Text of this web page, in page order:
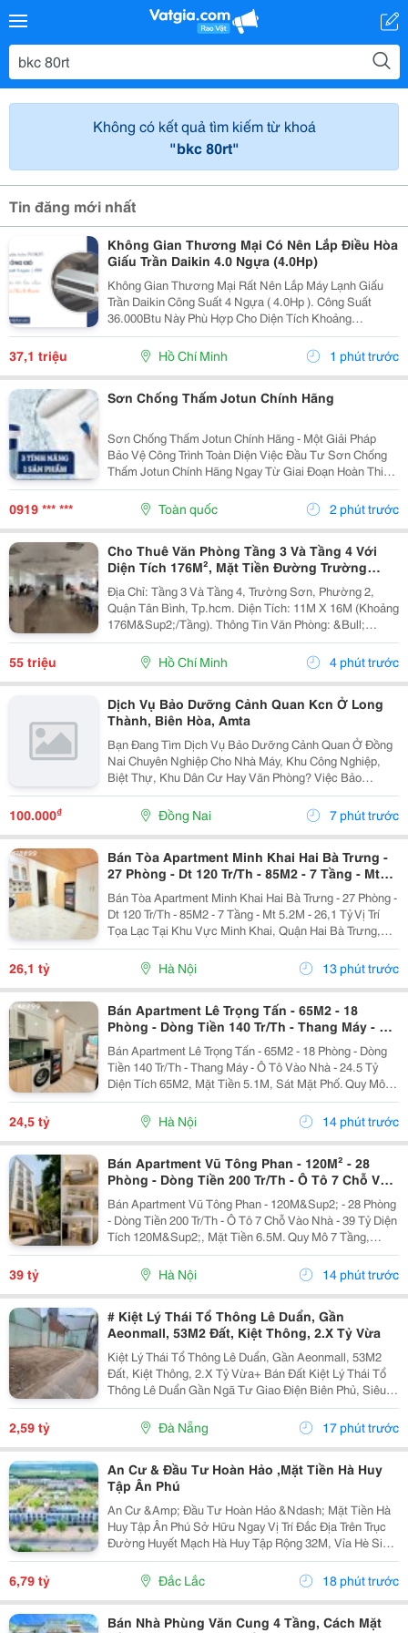
Không có kết quả tìm kiếm từ khoá
"bkc 80rt"
Tin đăng mới nhất
Không Gian Thương Mại Có Nên Lắp Điều Hòa
Giấu Trần Daikin 4.0 Ngựa (4.0Hp)
Không Gian Thương Mại Rất Nên Lắp Máy Lạnh Giấu
Trần Daikin Công Suất 4 Ngựa ( 4.0Hp ). Công Suất
36.000Btu Này Phù Hợp Cho Diện Tích Khoảng
50M&Sup2; &Ndash; 60M&Sup2;, Giúp Tối Ưu Thẩm
Mỹ, Phân Bổ Gió Đồng Đều Và Nâng Cao Tính Chuyên
Nghiệp Cho Cửa...
37,1 triệu Hồ Chí Minh 1 phút trước
Sơn Chống Thấm Jotun Chính Hãng
Sơn Chống Thấm Jotun Chính Hãng - Một Giải Pháp
Bảo Vệ Công Trình Toàn Diện Việc Đầu Tư Sơn Chống
Thấm Jotun Chính Hãng Ngay Từ Giai Đoạn Hoàn Thiện
Là Giải Pháp Kinh Tế Và Bền Vững Nhất Để Bảo Vệ
Ngôi Nhà Khỏi Tác Động Của Thời Tiết. Với Khả
Năng...
0919 *** *** Toàn quốc 2 phút trước
Cho Thuê Văn Phòng Tầng 3 Và Tầng 4 Với
Diện Tích 176M², Mặt Tiền Đường Trường
Sơn, Tân Bình
Địa Chỉ: Tầng 3 Và Tầng 4, Trường Sơn, Phường 2,
Quận Tân Bình, Tp.hcm. Diện Tích: 11M X 16M (Khoảng
176M&Sup2;/Tầng). Thông Tin Văn Phòng: &Bull;
Không Gian Rộng, Bố Trí Linh Hoạt, Phù Hợp Từ 30 Đến
50 Nhân Sự. &Bull; Thiết Kế Mở, Tạo Môi...
55 triệu Hồ Chí Minh 4 phút trước
Dịch Vụ Bảo Dưỡng Cảnh Quan Kcn Ở Long
Thành, Biên Hòa, Amta
Bạn Đang Tìm Dịch Vụ Bảo Dưỡng Cảnh Quan Ở Đồng
Nai Chuyên Nghiệp Cho Nhà Máy, Khu Công Nghiệp,
Biệt Thự, Khu Dân Cư Hay Văn Phòng? Việc Bảo
Dưỡng Định Kỳ Giúp Duy Trì Vẻ Đẹp Cảnh Quan, Đảm
Bảo Cây Xanh Phát Triển Khỏe Mạnh Và Nâng Cao Hình
Ảnh Cho...
100.000₫ Đồng Nai 7 phút trước
Bán Tòa Apartment Minh Khai Hai Bà Trưng -
27 Phòng - Dt 120 Tr/Th - 85M2 - 7 Tầng - Mt
5.2M - 26,1 Tỷ
Bán Tòa Apartment Minh Khai Hai Bà Trưng - 27 Phòng -
Dt 120 Tr/Th - 85M2 - 7 Tầng - Mt 5.2M - 26,1 Tỷ Vị Trí
Tọa Lạc Tại Khu Vực Minh Khai, Quận Hai Bà Trưng,
Cách Ô Tô Tránh Chỉ Khoảng 15M. Kết Nối Thuận Tiện
Minh Khai, Tam Trinh, Mai Động...
26,1 tỷ Hà Nội 13 phút trước
Bán Apartment Lê Trọng Tấn - 65M2 - 18
Phòng - Dòng Tiền 140 Tr/Th - Thang Máy - Ô
Tô Vào Nhà - 24.5 Tỷ
Bán Apartment Lê Trọng Tấn - 65M2 - 18 Phòng - Dòng
Tiền 140 Tr/Th - Thang Máy - Ô Tô Vào Nhà - 24.5 Tỷ
Diện Tích 65M2, Mặt Tiền 5.1M, Sát Mặt Phố. Quy Mô 7
Tầng, Thang Máy, Gồm 18 Phòng Khép Kín Full Nội
Thất, Có Thể Nâng Lên 19...
24,5 tỷ Hà Nội 14 phút trước
Bán Apartment Vũ Tông Phan - 120M² - 28
Phòng - Dòng Tiền 200 Tr/Th - Ô Tô 7 Chỗ Vào
Nhà - 39 Tỷ
Bán Apartment Vũ Tông Phan - 120M&Sup2; - 28 Phòng
- Dòng Tiền 200 Tr/Th - Ô Tô 7 Chỗ Vào Nhà - 39 Tỷ Diện
Tích 120M&Sup2;, Mặt Tiền 6.5M. Quy Mô 7 Tầng,
Thiết Kế 28 Phòng Khép Kín, Full Nội Thất Cao Cấp.
Tầng 1 Để Xe; Tầng 2-6 Mỗi Tầng 5...
39 tỷ Hà Nội 14 phút trước
# Kiệt Lý Thái Tổ Thông Lê Duẩn, Gần
Aeonmall, 53M2 Đất, Kiệt Thông, 2.X Tỷ Vừa
Kiệt Lý Thái Tổ Thông Lê Duẩn, Gần Aeonmall, 53M2
Đất, Kiệt Thông, 2.X Tỷ Vừa+ Bán Đất Kiệt Lý Thái Tổ
Thông Lê Duẩn Gần Ngã Tư Giao Điện Biên Phủ, Siêu
Thị Nguyễn Kim, Aeonmall&Hellip;+ Dt 53M2, Mặt Tiền
Rộng 11M Xây Nhà Cực Thoáng Đẹp+ Giá Bán...
2,59 tỷ Đà Nẵng 17 phút trước
An Cư & Đầu Tư Hoàn Hảo ,Mặt Tiền Hà Huy
Tập Ân Phú
An Cư &Amp; Đầu Tư Hoàn Hảo &Ndash; Mặt Tiền Hà
Huy Tập Ân Phú Sở Hữu Ngay Vị Trí Đắc Địa Trên Trục
Đường Huyết Mạch Hà Huy Tập Rộng 32M, Vỉa Hè Siêu
Thoáng 20M &Ndash; Tâm Điểm Kinh Doanh &Amp;
Kết Nối Giao Thông Của Thành Phố! ✔️ Diện Tích...
6,79 tỷ Đắc Lắc 18 phút trước
Bán Nhà Phùng Văn Cung 4 Tầng, Cách Mặt